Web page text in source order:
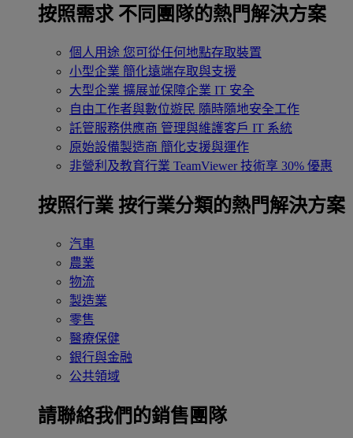
按照需求 不同團隊的熱門解決方案
個人用途 您可從任何地點存取裝置
小型企業 簡化遠端存取與支援
大型企業 擴展並保障企業 IT 安全
自由工作者與數位遊民 隨時隨地安全工作
託管服務供應商 管理與維護客戶 IT 系統
原始設備製造商 簡化支援與運作
非營利及教育行業 TeamViewer 技術享 30% 優惠
按照行業 按行業分類的熱門解決方案
汽車
農業
物流
製造業
零售
醫療保健
銀行與金融
公共領域
請聯絡我們的銷售團隊